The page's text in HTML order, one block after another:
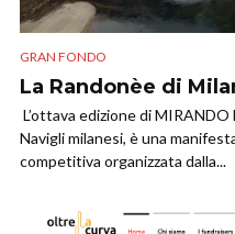
GRAN FONDO
La Randonèe di
L’ottava edizione di
Navigli milanesi, è una
competitiva organizzata dalla...